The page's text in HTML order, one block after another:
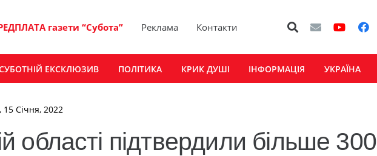
газети “Субота” Реклама Контакти
ЕКСКЛЮЗИВ ПОЛІТИКА КРИК ДУШІ ІНФОРМАЦІЯ УКРАЇНА
15 Січня, 2022
області підтвердили більше 300